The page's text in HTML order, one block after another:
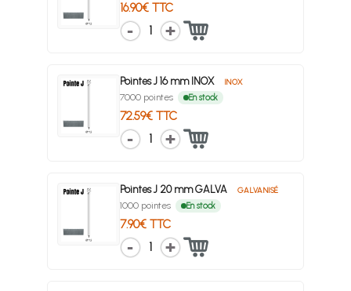
16.90€ TTC
1
Pointes J 16 mm INOX INOX
7000 pointes En stock
72.59€ TTC
1
Pointes J 20 mm GALVA GALVANISÉ
1000 pointes En stock
7.90€ TTC
1